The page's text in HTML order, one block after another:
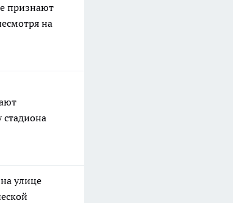
признают
на
стадиона
улице